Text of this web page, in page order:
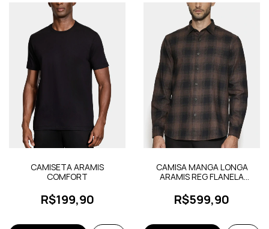
CAMISETA ARAMIS
COMFORT
R$199,90
CAMISA MANGA LONGA
ARAMIS REG FLANELA
R$599,90